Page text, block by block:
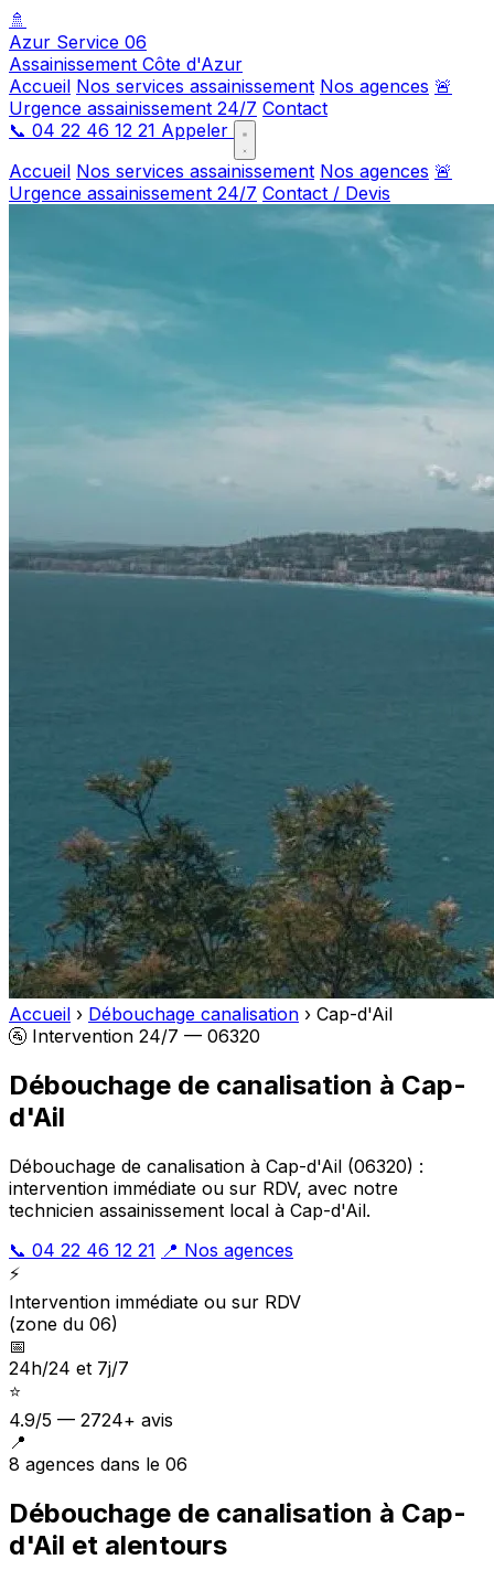
🚿
Azur Service 06
Assainissement Côte d'Azur
Accueil Nos services assainissement Nos agences 🚨
Urgence assainissement 24/7 Contact
📞 04 22 46 12 21 Appeler
Accueil Nos services assainissement Nos agences 🚨
Urgence assainissement 24/7 Contact / Devis
Accueil › Débouchage canalisation › Cap-d'Ail
🚰 Intervention 24/7 — 06320
Débouchage de canalisation à Cap-
d'Ail
Débouchage de canalisation à Cap-d'Ail (06320) :
intervention immédiate ou sur RDV, avec notre
technicien assainissement local à Cap-d'Ail.
📞 04 22 46 12 21 📍 Nos agences
⚡
Intervention immédiate ou sur RDV
(zone du 06)
📅
24h/24 et 7j/7
⭐
4.9/5 — 2724+ avis
📍
8 agences dans le 06
Débouchage de canalisation à Cap-
d'Ail et alentours